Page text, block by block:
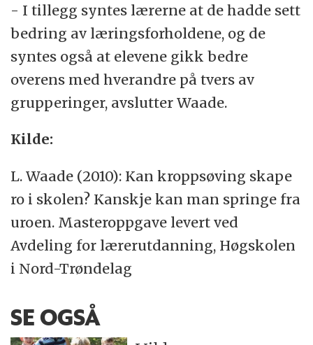
- I tillegg syntes lærerne at de hadde sett
bedring av læringsforholdene, og de
syntes også at elevene gikk bedre
overens med hverandre på tvers av
grupperinger, avslutter Waade.
Kilde:
L. Waade (2010): Kan kroppsøving skape
ro i skolen? Kanskje kan man springe fra
uroen. Masteroppgave levert ved
Avdeling for lærerutdanning, Høgskolen
i Nord-Trøndelag
SE OGSÅ